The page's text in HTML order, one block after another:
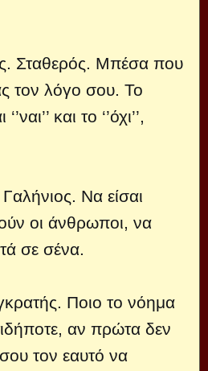
Σταθερός. Μπέσα που
τον λόγο σου. Το
και το ‘’όχι’’,
Να είσαι
οι άνθρωποι, να
σε σένα.
Ποιο το νόημα
αν πρώτα δεν
τον εαυτό να